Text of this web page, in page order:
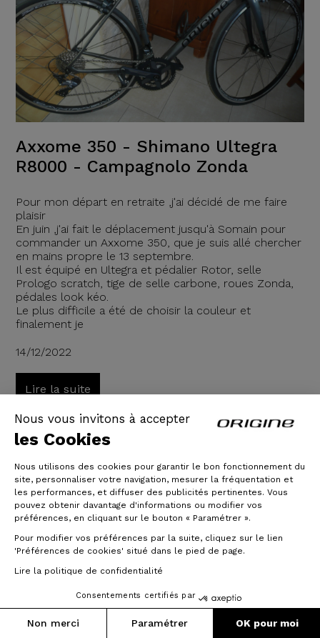
Nous vous invitons à accepter
les Cookies
Nous utilisons des cookies pour garantir le bon fonctionnement du
site, personnaliser votre navigation, mesurer la fréquentation et
les performances, et diffuser des publicités pertinentes. Vous
pouvez obtenir davantage d'informations ou modifier vos
préférences, en cliquant sur le bouton « Paramétrer ».
Pour modifier vos préférences par la suite, cliquez sur le lien
'Préférences de cookies' situé dans le pied de page.
Lire la politique de confidentialité
Consentements certifiés par
Non merci Paramétrer OK pour moi
Axxome 350 - Shimano Ultegra
R8000 - Campagnolo Zonda
Pour mon départ en retraite ,j'ai décidé de me faire
plaisir
En juin ,j'ai fait le déplacement jusqu'à Somain pour
commander un Axxome 350, que je suis allé chercher
en mains propre le 13 septembre.
Il est équipé en Ultegra et pédalier Rotor, selle
Prologo scratch, tige de selle carbone, roues Zonda,
pédales look kéo.
Le plus difficile a été de choisir la couleur et
finalement je
14/12/2022
Lire la suite